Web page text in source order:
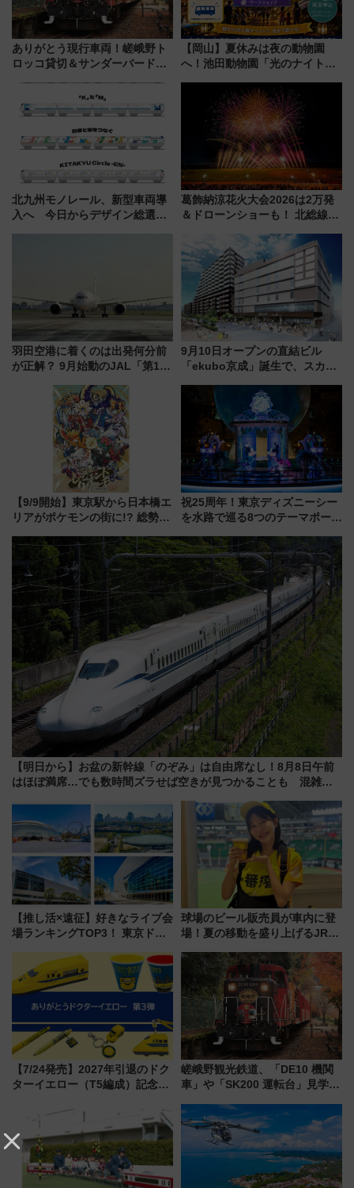
ありがとう現行車両！嵯峨野ト
ロッコ貸切＆サンダーバードレ
斉藤雪乃＆福原トシヒロと行
く！9月13日「京都の鉄道満喫
【岡山】夏休みは夜の動物園
へ！池田動物園「光のナイトズ
北九州モノレール、新型車両導
入へ 今日からデザイン総選挙
葛飾納涼花火大会2026は2万発
＆ドローンショーも！ 北総線を
車、観覧スポット情報と周辺観
光まとめ（7/28開催）
羽田空港に着くのは出発何分前
が正解？ 9月始動のJAL「第1タ
歩1キロ超え！ 知っておきたい
変更点まとめ
9月10日オープンの直結ビル
「ekubo京成」誕生で、スカイ
新鎌ヶ谷はどう変わる？ 全テナ
ント情報も公開！
【9/9開始】東京駅から日本橋エ
リアがポケモンの街に!? 総勢
リサーチ」本格謎解き・グッズ
情報まとめ
祝25周年！東京ディズニーシー
を水路で巡る8つのテーマポート
【明日から】お盆の新幹線「のぞみ」は自由席なし！8月8日午前
はほぼ満席…でも数時間ズラせば空きが見つかることも 混雑避
【推し活×遠征】好きなライブ会
場ランキングTOP3！ 東京ドー
由と交通アクセス術、ライブ会
場に何を求める？
球場のビール販売員が車内に登
場！夏の移動を盛り上げるJR九
月7日限定 ソフトバンクホーク
スとコラボ
【7/24発売】2027年引退のドク
ターイエロー（T5編成）記念グ
送の目覚まし時計など通販・販
嵯峨野観光鉄道、「DE10 機関
車」や「SK200 運転台」見学ツ
トの一環で激レア体験できちゃ
うかも 参加方法やスケジュール
をご紹介